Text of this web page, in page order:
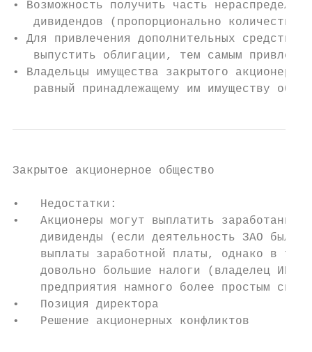
• Возможность получить часть
дивидендов (пропорционально количеству
• Для привлечения дополнительных средств
выпустить облигации, тем самым
• Владельцы имущества закрытого
равный принадлежащему им имуществу
Закрытое акционерное общество
•   Недостатки:
•   Акционеры могут выплатить
дивиденды (если деятельность ЗАО была
выплаты заработной платы, однако в
довольно большие налоги (владелец ИП
предприятия намного более простым
•   Позиция директора
•   Решение акционерных конфликтов